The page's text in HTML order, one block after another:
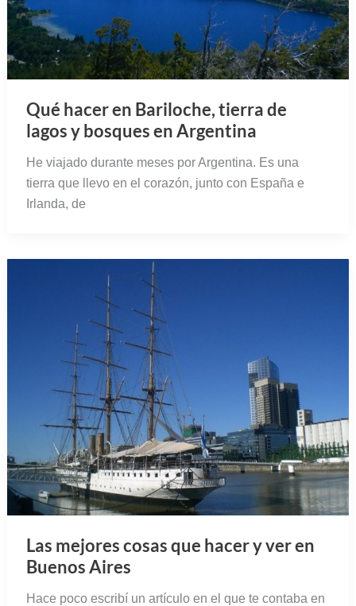
Qué hacer en Bariloche, tierra de
lagos y bosques en Argentina
He viajado durante meses por Argentina. Es una
tierra que llevo en el corazón, junto con España e
Irlanda, de
Las mejores cosas que hacer y ver en
Buenos Aires
Hace poco escribí un artículo en el que te contaba en